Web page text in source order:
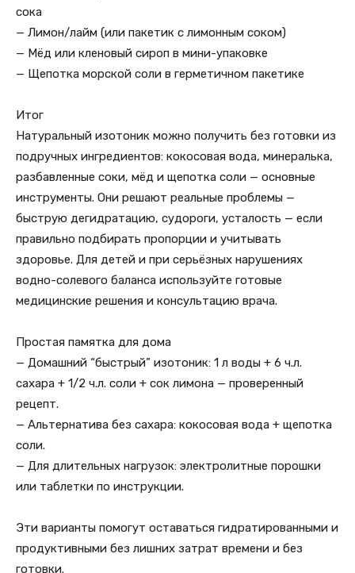
сока
— Лимон/лайм (или пакетик с лимонным соком)
— Мёд или кленовый сироп в мини-упаковке
— Щепотка морской соли в герметичном пакетике
Итог
Натуральный изотоник можно получить без готовки из
подручных ингредиентов: кокосовая вода, минералька,
разбавленные соки, мёд и щепотка соли — основные
инструменты. Они решают реальные проблемы —
быструю дегидратацию, судороги, усталость — если
правильно подбирать пропорции и учитывать
здоровье. Для детей и при серьёзных нарушениях
водно-солевого баланса используйте готовые
медицинские решения и консультацию врача.
Простая памятка для дома
— Домашний “быстрый” изотоник: 1 л воды + 6 ч.л.
сахара + 1/2 ч.л. соли + сок лимона — проверенный
рецепт.
— Альтернатива без сахара: кокосовая вода + щепотка
соли.
— Для длительных нагрузок: электролитные порошки
или таблетки по инструкции.
Эти варианты помогут оставаться гидратированными и
продуктивными без лишних затрат времени и без
готовки.